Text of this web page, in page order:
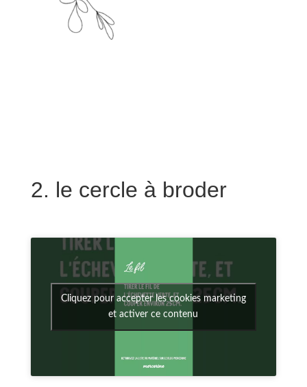
2. le cercle à broder
Cliquez pour accepter les cookies marketing
et activer ce contenu